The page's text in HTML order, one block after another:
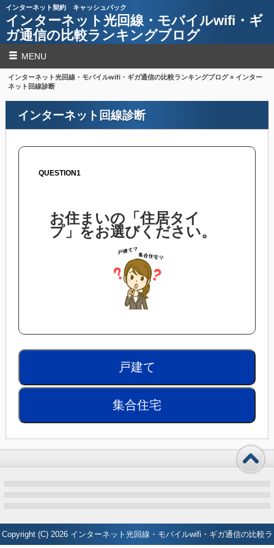
インターネット契約 キャッシュバック
インターネット光回線・モバイルwifi・ギ
ガ通信の比較ランキングブログ
MENU
インターネット光回線・モバイルwifi・ギガ通信の比較ランキングブログ» インター
ネット回線診断
インターネット回線診断
QUESTION1
お住まいの「住居タイ
プ」をお選びください。
戸建て
集合住宅
Copyright (C) 2026 インターネット光回線・モバイルwifi・ギガ通信の比較ラ